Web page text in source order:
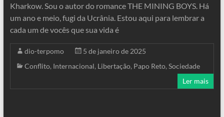
Kharkow. Sou o autor do romance THE MINING BOYS. Há
um ano e meio, fugi da Ucrânia. Estou aqui para lembrar a
cada um de vocês que sua vida é
dio-terpomo
5 de janeiro de 2025
Conflito, Internacional, Libertação, Papo Reto, Sociedade
Ler mais